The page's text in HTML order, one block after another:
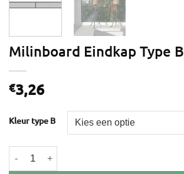
Milinboard Eindkap Type B
€3,26
Kleur type B
Milinboard Eindkap Type B aantal